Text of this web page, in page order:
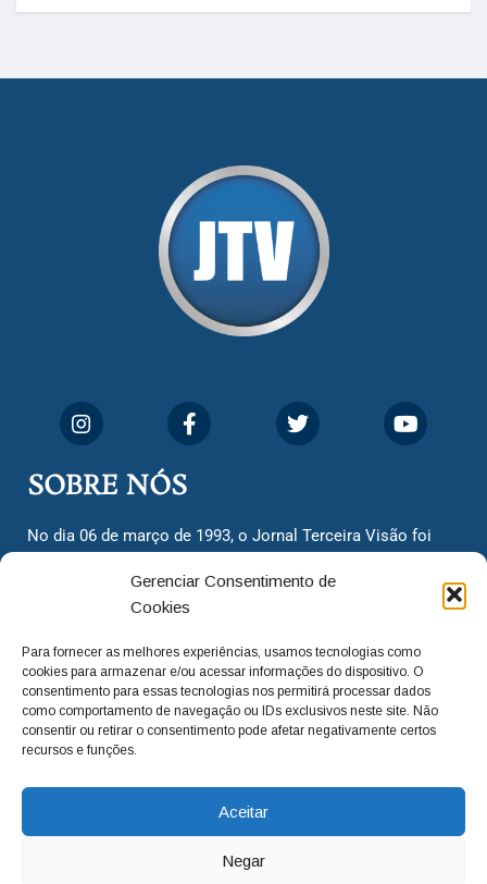
Gerenciar Consentimento de
Cookies
Para fornecer as melhores experiências, usamos tecnologias como
cookies para armazenar e/ou acessar informações do dispositivo. O
consentimento para essas tecnologias nos permitirá processar dados
como comportamento de navegação ou IDs exclusivos neste site. Não
consentir ou retirar o consentimento pode afetar negativamente certos
recursos e funções.
Aceitar
Negar
SOBRE NÓS
No dia 06 de março de 1993, o Jornal Terceira Visão foi
cidadãos valinhenses, já que naquela época só existiam
dois jornais. Há mais de 30 anos, o jornal continua
com o foco de trazer as melhores notícias. Nunca
deixamos de lado as necessidades do cidadão, sempre
questionando os órgãos públicos em busca de melhorias
para a cidade e sempre cobrando resoluções para casos
adm@jtv.com.br
(19) 3929-6225